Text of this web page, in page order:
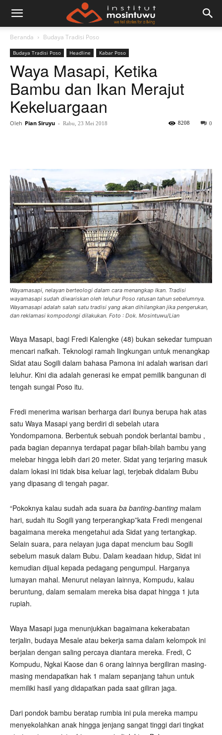
Beranda Budaya Tradisi Poso
Budaya Tradisi Poso Headline Kabar Poso
Waya Masapi, Ketika
Bambu dan Ikan Merajut
Kekeluargaan
Oleh Pian Siruyu - Rabu, 23 Mei 2018 0
8208
Wayamasapi, nelayan berteologi dalam cara menangkap Ikan. Tradisi
wayamasapi sudah diwariskan oleh leluhur Poso ratusan tahun sebelumnya.
Wayamasapi adalah salah satu tradisi yang akan dihilangkan jika pengerukan,
dan reklamasi kompodongi dilakukan. Foto : Dok. Mosintuwu/Lian
Waya Masapi, bagi Fredi Kalengke (48) bukan sekedar tumpuan
mencari nafkah. Teknologi ramah lingkungan untuk menangkap
Sidat atau Sogili dalam bahasa Pamona ini adalah warisan dari
leluhur. Kini dia adalah generasi ke empat pemilik bangunan di
tengah sungai Poso itu.
Fredi menerima warisan berharga dari ibunya berupa hak atas
satu Waya Masapi yang berdiri di sebelah utara
Yondompamona. Berbentuk sebuah pondok berlantai bambu ,
pada bagian depannya terdapat pagar bilah-bilah bambu yang
melebar hingga lebih dari 20 meter. Sidat yang terjaring masuk
dalam lokasi ini tidak bisa keluar lagi, terjebak didalam Bubu
yang dipasang di tengah pagar.
“Pokoknya kalau sudah ada suara ba banting-banting malam
hari, sudah itu Sogili yang terperangkap”kata Fredi mengenai
bagaimana mereka mengetahui ada Sidat yang tertangkap.
Selain suara, para nelayan juga dapat mencium bau Sogili
sebelum masuk dalam Bubu. Dalam keadaan hidup, Sidat ini
kemudian dijual kepada pedagang pengumpul. Harganya
lumayan mahal. Menurut nelayan lainnya, Kompudu, kalau
beruntung, dalam semalam mereka bisa dapat hingga 1 juta
rupiah.
Waya Masapi juga menunjukkan bagaimana kekerabatan
terjalin, budaya Mesale atau bekerja sama dalam kelompok ini
berjalan dengan saling percaya diantara mereka. Fredi, C
Kompudu, Ngkai Kaose dan 6 orang lainnya bergiliran masing-
masing mendapatkan hak 1 malam sepanjang tahun untuk
memiliki hasil yang didapatkan pada saat giliran jaga.
Dari pondok bambu beratap rumbia ini pula mereka mampu
menyekolahkan anak hingga jenjang sangat tinggi dari tingkat